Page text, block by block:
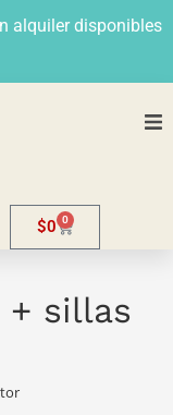
alquiler disponibles
$0 0
+ sillas